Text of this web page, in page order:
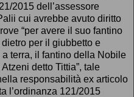
2015 dell’assessore
cui avrebbe avuto diritto
“per avere il suo fantino
per il giubbetto e
terra, il fantino della Nobile
detto Tittia”, tale
responsabilità ex articolo
l’ordinanza 121/2015